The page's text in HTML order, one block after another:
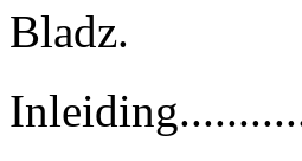
Bladz.